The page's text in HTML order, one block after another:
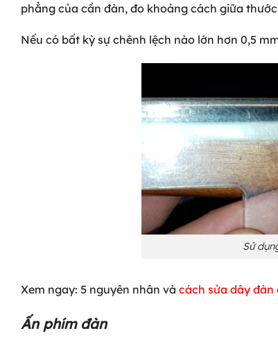
phẳng của cần đàn, đo khoảng cách giữa
Nếu có bất kỳ sự chênh lệch nào lớn hơn 0,5
Sử
Xem ngay: 5 nguyên nhân và cách sửa dây
Ấn phím đàn